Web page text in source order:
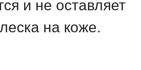
и не оставляет
на коже.